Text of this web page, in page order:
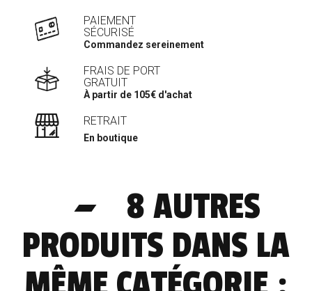
PAIEMENT
SÉCURISÉ
Commandez sereinement
FRAIS DE PORT
GRATUIT
À partir de 105€ d'achat
RETRAIT
En boutique
8 AUTRES
PRODUITS DANS LA